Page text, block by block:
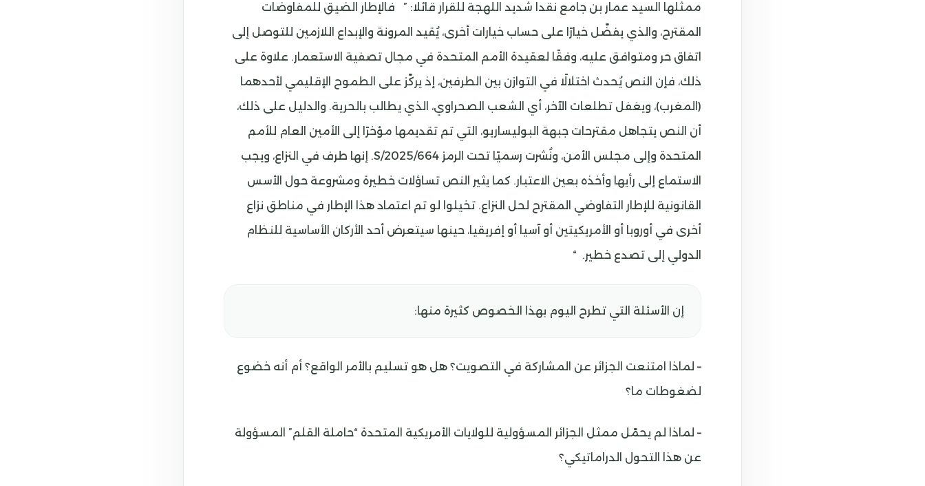
ممثلها السيد عمار بن جامع نقدا شديد اللهجة للقرار قائلا: ” فالإطار الضيق للمفاوضات
المقترح، والذي يفضّل خيارًا على حساب خيارات أخرى، يُقيد المرونة والإبداع اللازمين للتوصل إلى
اتفاق حر ومتوافق عليه، وفقًا لعقيدة الأمم المتحدة في مجال تصفية الاستعمار. علاوة على
ذلك، فإن النص يُحدث اختلالًا في التوازن بين الطرفين، إذ يركّز على الطموح الإقليمي لأحدهما
(المغرب)، ويغفل تطلعات الآخر، أي الشعب الصحراوي، الذي يطالب بالحرية. والدليل على ذلك،
أن النص يتجاهل مقترحات جبهة البوليساريو، التي تم تقديمها مؤخرًا إلى الأمين العام للأمم
المتحدة وإلى مجلس الأمن، ونُشرت رسميًا تحت الرمز S/2025/664. إنها طرف في النزاع، ويجب
الاستماع إلى رأيها وأخذه بعين الاعتبار. كما يثير النص تساؤلات خطيرة ومشروعة حول الأسس
القانونية للإطار التفاوضي المقترح لحل النزاع. تخيلوا لو تم اعتماد هذا الإطار في مناطق نزاع
أخرى في أوروبا أو الأمريكيتين أو آسيا أو إفريقيا، حينها سيتعرض أحد الأركان الأساسية للنظام
الدولي إلى تصدع خطير. “
إن الأسئلة التي تطرح اليوم بهذا الخصوص كثيرة منها:
– لماذا امتنعت الجزائر عن المشاركة في التصويت؟ هل هو تسليم بالأمر الواقع؟ أم أنه خضوع
لضغوطات ما؟
– لماذا لم يحمّل ممثل الجزائر المسؤولية للولايات الأمريكية المتحدة “حاملة القلم” المسؤولة
عن هذا التحول الدراماتيكي؟